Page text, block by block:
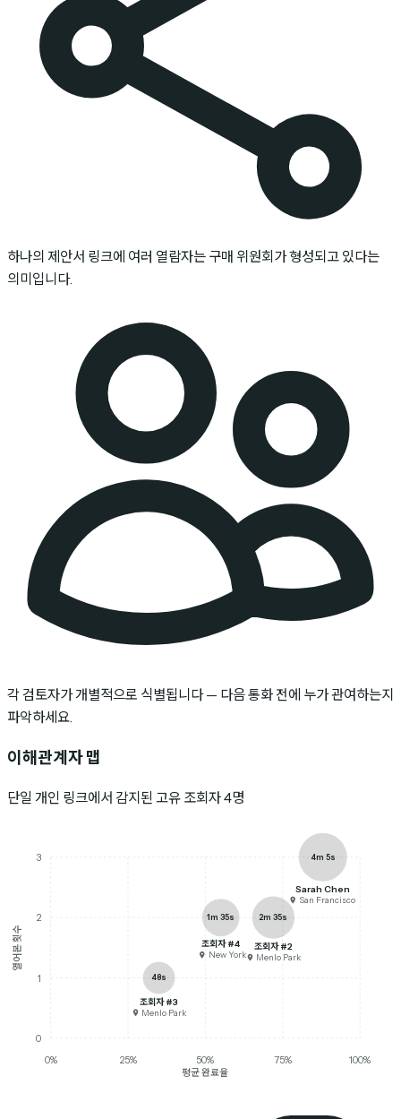
하나의 제안서 링크에 여러 열람자는 구매 위원회가 형성되고 있다는
의미입니다.
각 검토자가 개별적으로 식별됩니다 — 다음 통화 전에 누가 관여하는지
파악하세요.
이해관계자 맵
단일 개인 링크에서 감지된 고유 조회자 4명
0% 25% 50% 75% 100%
0
1
2
3
평균 완료율
열어본 횟수
4m 5s
Sarah Chen
San Francisco
2m 35s
조회자 #2
Menlo Park
1m 35s
조회자 #4
New York
48s
조회자 #3
Menlo Park